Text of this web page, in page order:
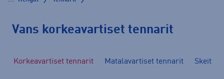
Vans korkeavartiset tennarit
Korkeavartiset tennarit Matalavartiset tennarit